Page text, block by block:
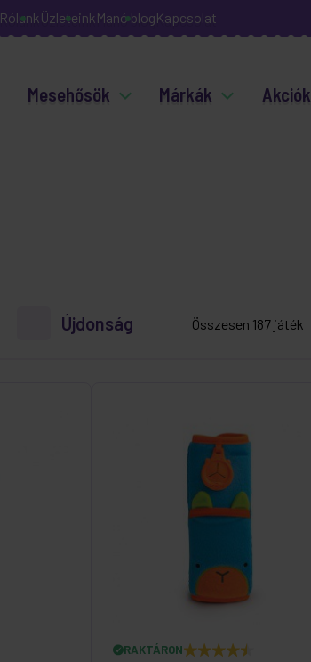
Rólunk Üzleteink Manó blogKapcsolat
Mesehősök Márkák Akciók
Újdonság Összesen 187 játék
RAKTÁRON